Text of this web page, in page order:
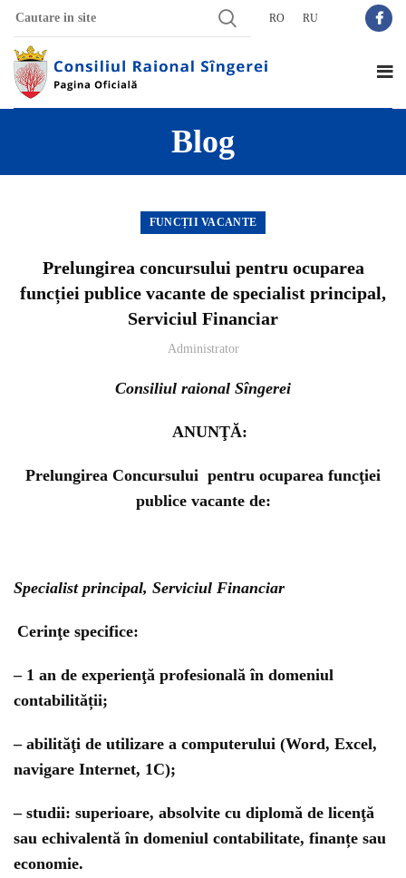
RO RU
Blog
FUNCȚII VACANTE
Prelungirea concursului pentru ocuparea
funcției publice vacante de specialist principal,
Serviciul Financiar
Administrator
Consiliul raional Sîngerei
ANUNŢĂ:
Prelungirea Concursului pentru ocuparea funcţiei
publice vacante de:
Specialist principal, Serviciul Financiar
Cerinţe specifice:
– 1 an de experienţă profesională în domeniul
contabilității;
– abilităţi de utilizare a computerului (Word, Excel,
navigare Internet, 1C);
– studii: superioare, absolvite cu diplomă de licenţă
sau echivalentă în domeniul contabilitate, finanțe sau
economie.